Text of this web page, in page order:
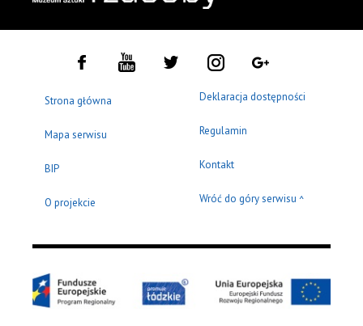
Strona główna
Mapa serwisu
BIP
O projekcie
Deklaracja dostępności
Regulamin
Kontakt
Wróć do góry serwisu ^